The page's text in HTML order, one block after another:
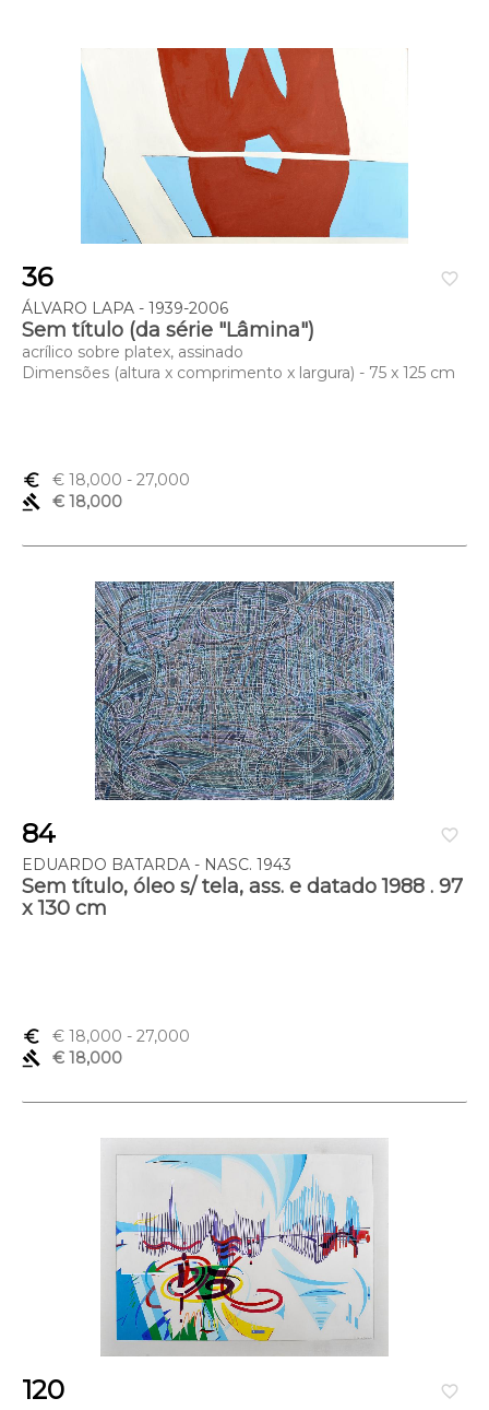
favorite_border
36
ÁLVARO LAPA - 1939-2006
Sem título (da série "Lâmina")
acrílico sobre platex, assinado
Dimensões (altura x comprimento x largura) - 75 x 125 cm
euro_symbol € 18,000 - 27,000
gavel
€ 18,000
favorite_border
84
EDUARDO BATARDA - NASC. 1943
Sem título, óleo s/ tela, ass. e datado 1988 . 97
x 130 cm
euro_symbol € 18,000 - 27,000
gavel
€ 18,000
favorite_border
120